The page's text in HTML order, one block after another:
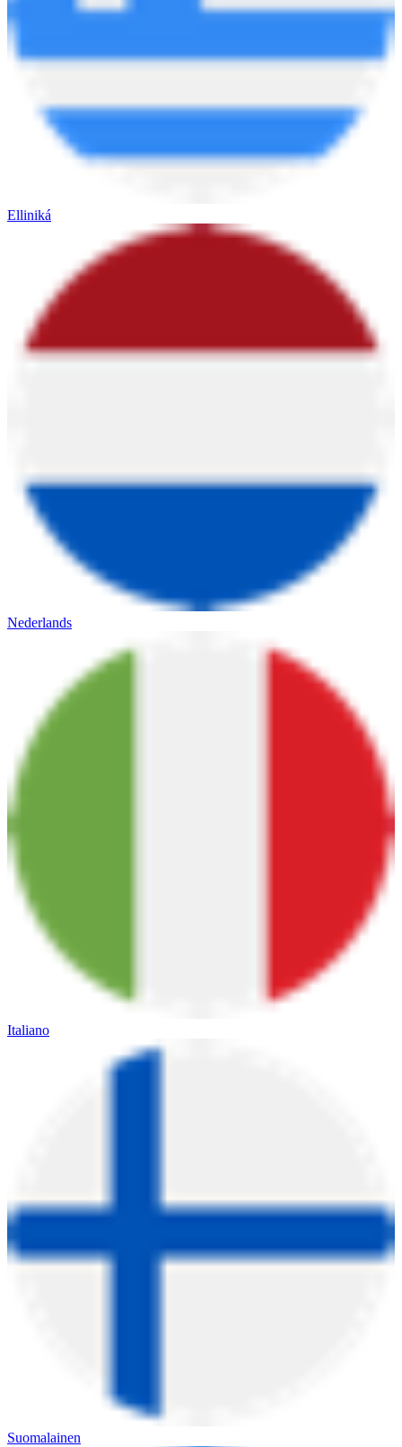
Elliniká
Nederlands
Italiano
Suomalainen